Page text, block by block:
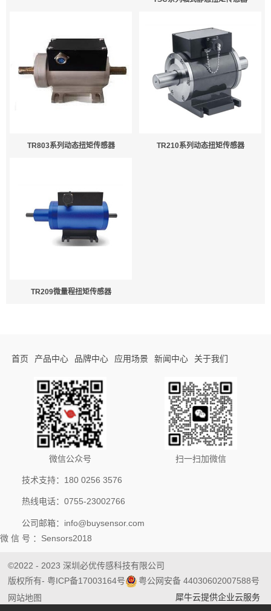
TR803系列动态扭矩传感器 TR210系列动态扭矩传感器
TR209微量程扭矩传感器
首页 产品中心 品牌中心 应用场景 新闻中心 关于我们
微信公众号 扫一扫加微信
技术支持：180 0256 3576
热线电话：0755-23002766
公司邮箱：info@buysensor.com
微 信 号 ：Sensors2018
©2022 - 2023 深圳必优传感科技有限公司
版权所有- 粤ICP备17003164号
粤公网安备 44030602007588号
网站地图
犀牛云提供企业云服务